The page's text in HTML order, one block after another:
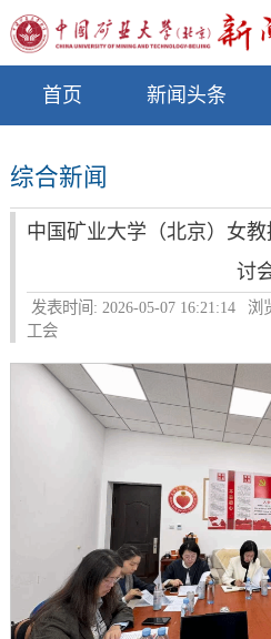
首页 新闻头条
综合新闻
中国矿业大学（北京）女
讨
发表时间: 2026-05-07 16:21:14 浏
工会